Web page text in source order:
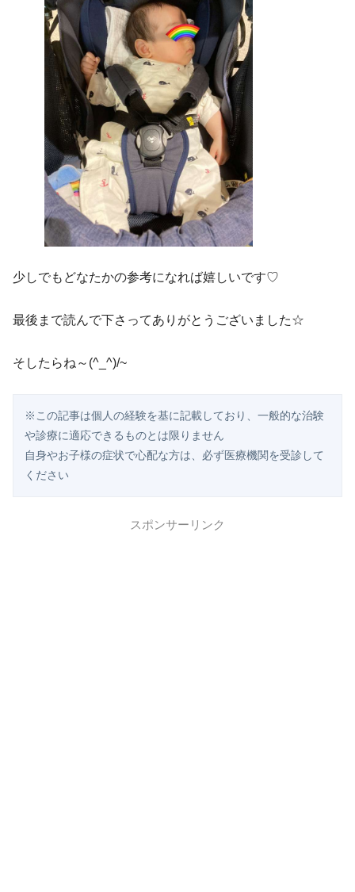
少しでもどなたかの参考になれば嬉しいです♡
最後まで読んで下さってありがとうございました☆
そしたらね～(^_^)/~
※この記事は個人の経験を基に記載しており、一般的な治験
や診療に適応できるものとは限りません
自身やお子様の症状で心配な方は、必ず医療機関を受診して
ください
スポンサーリンク